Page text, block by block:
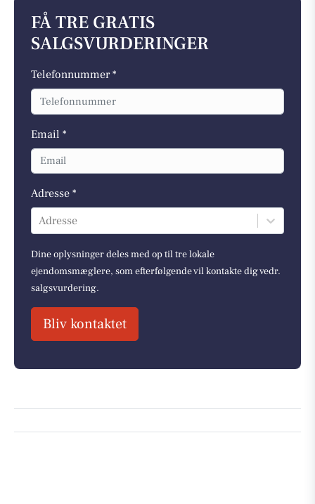
FÅ TRE GRATIS
SALGSVURDERINGER
Telefonnummer *
Email *
Adresse *
Adresse
Dine oplysninger deles med op til tre lokale
ejendomsmæglere, som efterfølgende vil kontakte dig vedr.
salgsvurdering.
Bliv kontaktet